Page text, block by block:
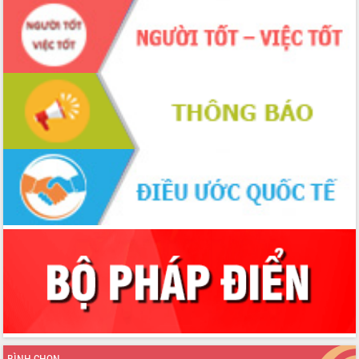
tầng kỹ thuật Cụm công nghiệp Tân
Tiến
Gặp mặt các cơ quan báo chí nhân Kỷ
niệm 101 năm Ngày Báo chí Cách
mạng Việt Nam
Đắk Lắk sơ kết 4 năm triển khai thực
hiện Đề án 06 của Chính phủ
Họp báo thông tin về Hội nghị Công bố
Quy hoạch và Xúc tiến đầu tư tỉnh Đắk
Lắk
Khơi thông điểm nghẽn, đẩy nhanh
giải ngân vốn khắc phục thiên tai
HĐND tỉnh thông qua điều chỉnh Quy
Hội thảo góp ý hồ sơ điều chỉnh quy
hoạch tỉnh Đắk Lắk thời kỳ 2021-2030,
tầm nhìn đến năm 2050
Nâng cao hiệu quả hoạt động của các
Hội nghị triển khai kết nối mạng